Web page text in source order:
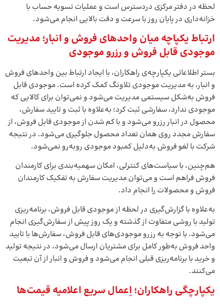
لحظه در دفتر مرکزی دردسترس است و عملیات تسویه حساب با
خزانه‌داری در پایان روز با سرعت و دقت بالایی انجام می‌شود.
ارتباط یکپاچه میان واحدهای فروش و انبار؛ مدیریت
موجودی قابل فروش و رزرو موجودی
بستر اطلاعاتی یکپارچه‌ی راهکاران، با ایجاد ارتباط بین واحدهای فروش
و انبار، به مدیریت موجودی تلاونگ کمک کرده است. موجودی قابل
فروش به‌شکل سیستمی مدیریت می‌شود و نمی‌توان برای کالایی که
موجودی ندارد، سفارشی ثبت کرد؛ به‌علاوه با ثبت و تایید سفارش،
محصول در انبار رزرو می‌شود و با کم شدن از موجودی قابل فروش، از
سفارش مجدد روی همان تعداد محصول جلوگیری می‌شود. در نتیجه
شرکت با لغو فروش به‌دلیل کمبود موجودی روبه‌رو نمی‌شود.
هم‌چنین، با سیاست‌های کنترلی، امکان سهمیه‌بندی برای کارمندان
فروش فراهم است و می‌توان مدیریت سفارش به تفکیک کارمندان
فروش و محصولات را انجام داد.
به‌علاوه با گزارش‌گیری در لحظه از موجودی قابل فروش، برنامه‌ریزی
تولید با روشی متفاوت از گذشته و یک روز پیش از سفارش‌گیری انجام
می‌شود. با توجه به رزرو موجودی‌های قابل فروش، سفارش‌ها با تایید
واحد فروش به‌طور کامل برای مشتریان ارسال می‌شود، در نتیجه تولید
و خرید با برنامه‌ریزی قبلی انجام می‌شود و فروش و انبار از آن تبعیت
می‌کنند.
یکپارچگی راهکاران؛ اِعمال سریع اعلامیه قیمت‌ها